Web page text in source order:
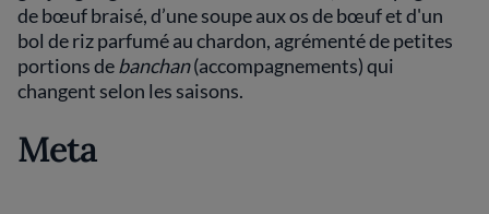
de bœuf braisé, d’une soupe aux os de bœuf et d'un
bol de riz parfumé au chardon, agrémenté de petites
portions debanchan(accompagnements) qui
changent selon les saisons.
Meta